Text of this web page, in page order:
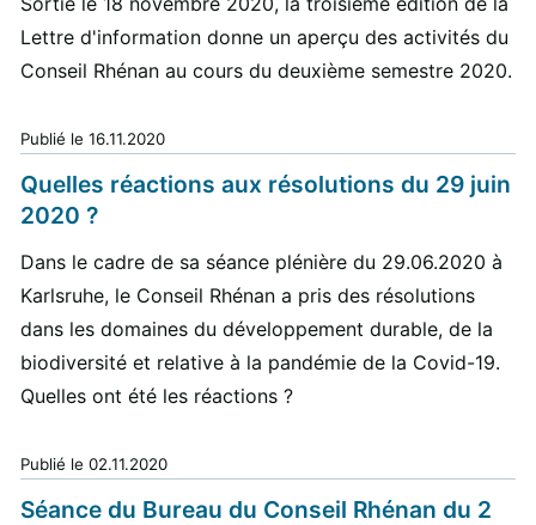
Lettre d'information donne un aperçu des activités du
Conseil Rhénan au cours du deuxième semestre 2020.
Publié le16.11.2020
Quelles réactions aux résolutions du 29 juin
2020 ?
Dans le cadre de sa séance plénière du 29.06.2020 à
Karlsruhe, le Conseil Rhénan a pris des résolutions
dans les domaines du développement durable, de la
biodiversité et relative à la pandémie de la Covid-19.
Quelles ont été les réactions ?
Publié le02.11.2020
Séance du Bureau du Conseil Rhénan du 2